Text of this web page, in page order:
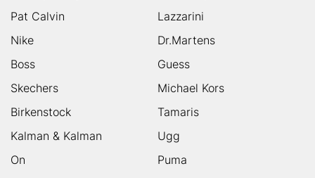
Pat Calvin
Lazzarini
Nike
Dr.Martens
Boss
Guess
Skechers
Michael Kors
Birkenstock
Tamaris
Kalman & Kalman
Ugg
On
Puma